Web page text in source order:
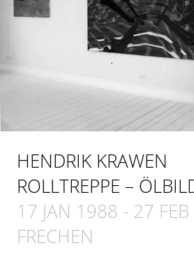
HENDRIK KRAWEN
ROLLTREPPE –
17 JAN 1988 - 27
FRECHEN